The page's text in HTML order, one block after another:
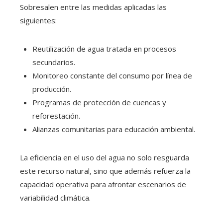
Sobresalen entre las medidas aplicadas las
siguientes:
Reutilización de agua tratada en procesos
secundarios.
Monitoreo constante del consumo por línea de
producción.
Programas de protección de cuencas y
reforestación.
Alianzas comunitarias para educación ambiental.
La eficiencia en el uso del agua no solo resguarda
este recurso natural, sino que además refuerza la
capacidad operativa para afrontar escenarios de
variabilidad climática.